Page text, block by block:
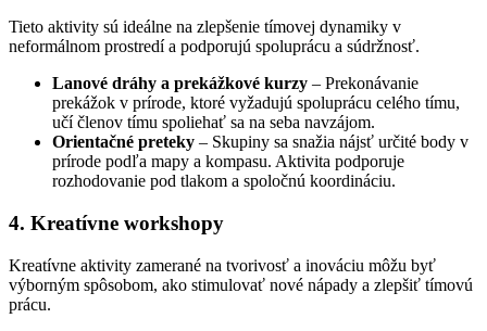
Tieto aktivity sú ideálne na zlepšenie tímovej dynamiky v
neformálnom prostredí a podporujú spoluprácu a súdržnosť.
Lanové dráhy a prekážkové kurzy – Prekonávanie
prekážok v prírode, ktoré vyžadujú spoluprácu celého tímu,
učí členov tímu spoliehať sa na seba navzájom.
Orientačné preteky – Skupiny sa snažia nájsť určité body v
prírode podľa mapy a kompasu. Aktivita podporuje
rozhodovanie pod tlakom a spoločnú koordináciu.
4. Kreatívne workshopy
Kreatívne aktivity zamerané na tvorivosť a inováciu môžu byť
výborným spôsobom, ako stimulovať nové nápady a zlepšiť tímovú
prácu.